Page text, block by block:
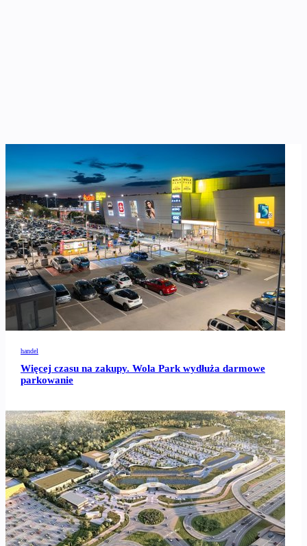
handel
Więcej czasu na zakupy. Wola Park wydłuża darmowe
parkowanie